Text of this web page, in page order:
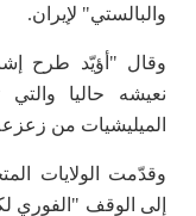
والبالستي" لإيران.
وقال "أؤيّد طرح
نعيشه حاليا
الميليشيات من
وقدّمت الولايات
إلى الوقف "الفوري